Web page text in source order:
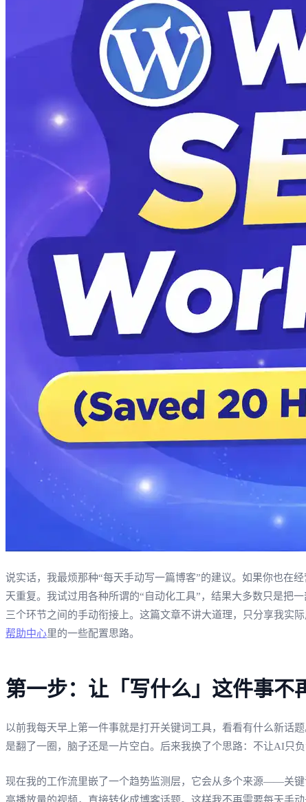
说实话，我最烦那种“每天手动写一篇博客”的建议。如果你也在
天重复。我试过用各种所谓的“自动化工具”，结果大多数只是
三个环节之间的手动衔接上。这篇文章不讲大道理，只分享我
帮助中心里的一些配置思路。
第一步：让「写什么」这件事不
以前我每天早上第一件事就是打开关键词工具，看看有什么新话
是翻了一圈，脑子还是一片空白。后来我换了个思路：不让AI只负
现在我的工作流里嵌了一个趋势监测层，它会从多个来源——关